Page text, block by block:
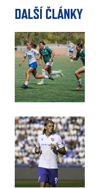
DALŠÍ ČLÁNKY